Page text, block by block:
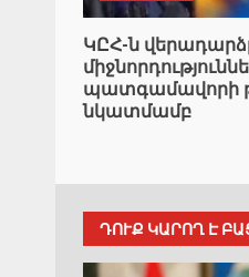
ԿԸՀ-ն
պատգամավորի
նկատմամբ
ԴՈՒՔ ԿԱՐՈՂ Է